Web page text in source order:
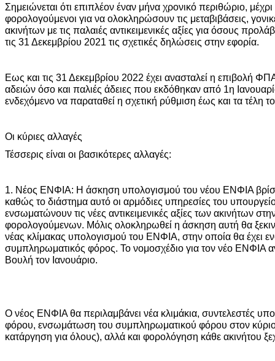
Σημειώνεται ότι επιπλέον έναν μήνα χρονικό περιθώριο,
φορολογούμενοι για να ολοκληρώσουν τις μεταβιβάσεις,
ακινήτων με τις παλαιές αντικειμενικές αξίες για όσους
τις 31 Δεκεμβρίου 2021 τις σχετικές δηλώσεις στην εφορία.
Εως και τις 31 Δεκεμβρίου 2022 έχει ανασταλεί η επιβολή
αδειών όσο και παλιές άδειες που εκδόθηκαν από 1η
ενδεχόμενο να παραταθεί η σχετική ρύθμιση έως και τα τέλη
Οι κύριες αλλαγές
Τέσσερις είναι οι βασικότερες αλλαγές:
1. Νέος ΕΝΦΙΑ: Η άσκηση υπολογισμού του νέου ΕΝΦΙΑ
καθώς το διάστημα αυτό οι αρμόδιες υπηρεσίες του
ενσωματώνουν τις νέες αντικειμενικές αξίες των ακινήτων
φορολογούμενων. Μόλις ολοκληρωθεί η άσκηση αυτή θα
νέας κλίμακας υπολογισμού του ΕΝΦΙΑ, στην οποία θα έχει
συμπληρωματικός φόρος. Το νομοσχέδιο για τον νέο ΕΝΦΙΑ
Βουλή τον Ιανουάριο.
Ο νέος ΕΝΦΙΑ θα περιλαμβάνει νέα κλιμάκια, συντελεστές
φόρου, ενσωμάτωση του συμπληρωματικού φόρου στον κύριο
κατάργηση για όλους), αλλά και φορολόγηση κάθε ακινήτου